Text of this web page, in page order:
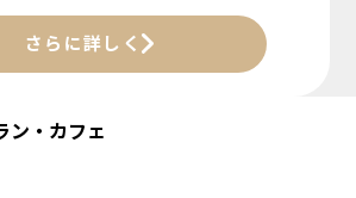
さらに詳しく
ン・カフェ